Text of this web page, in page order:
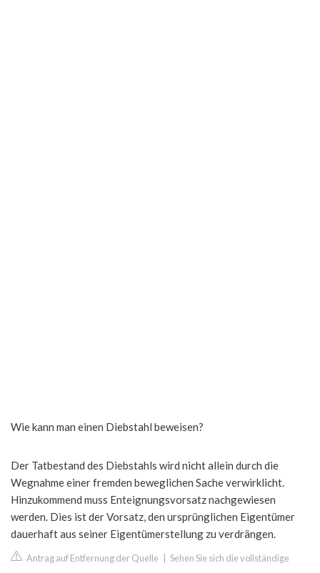
Wie kann man einen Diebstahl beweisen?
Der Tatbestand des Diebstahls wird nicht allein durch die
Wegnahme einer fremden beweglichen Sache verwirklicht.
Hinzukommend muss Enteignungsvorsatz nachgewiesen
werden. Dies ist der Vorsatz, den ursprünglichen Eigentümer
dauerhaft aus seiner Eigentümerstellung zu verdrängen.
Antrag auf Entfernung der Quelle Sehen Sie sich die vollständige